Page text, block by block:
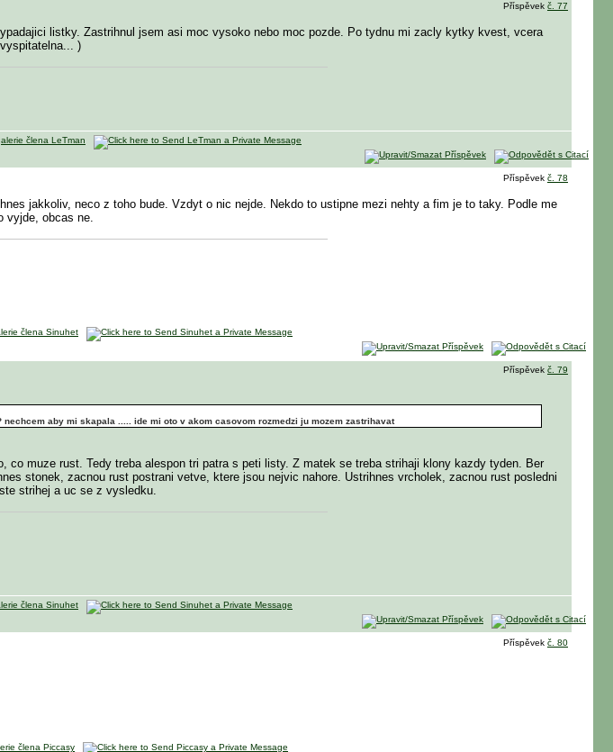
Příspěvek č. 77
listky. Zastrihnul jsem asi moc vysoko nebo moc pozde. Po tydnu mi zacly kytky kvest, vcera
)
Příspěvek č. 78
jakkoliv, neco z toho bude. Vzdyt o nic nejde. Nekdo to ustipne mezi nehty a fim je to taky. Podle me
vyjde, obcas ne.
Příspěvek č. 79
aby mi skapala ..... ide mi oto v akom casovom rozmedzi ju mozem zastrihavat
co muze rust. Tedy treba alespon tri patra s peti listy. Z matek se treba strihaji klony kazdy tyden. Ber
stonek, zacnou rust postrani vetve, ktere jsou nejvic nahore. Ustrihnes vrcholek, zacnou rust posledni
strihej a uc se z vysledku.
Příspěvek č. 80